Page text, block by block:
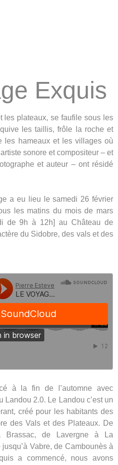
Exquis
les plateaux, se faufile sous les
les taillis, frôle la roche et
les hameaux et les villages où
sonore et compositeur – et
et auteur – ont résidé
a eu lieu le samedi 26 février
les matins du mois de mars
de 9h à 12h] au Château de
du Sidobre, des vals et des
à la fin de l’automne avec
Landou 2.0. Le Landou c’est un
créé pour les habitants des
des Vals et des Plateaux. De
Brassac, de Lavergne à La
Vabre, de Cambounès à
a commencé, nous avons